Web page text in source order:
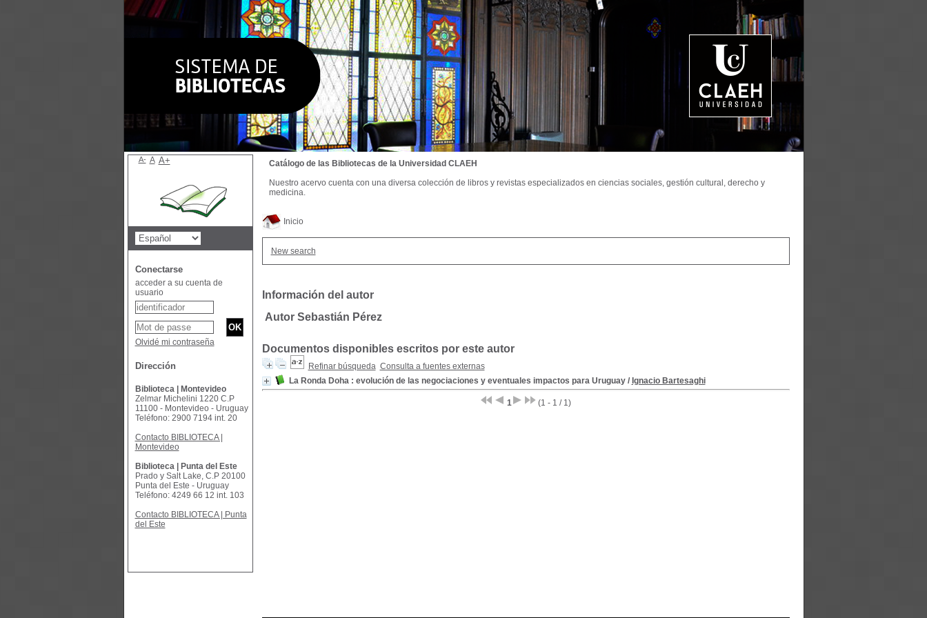
Inicio
New search
Información del autor
Autor Sebastián Pérez
Documentos disponibles escritos por este autor
Refinar búsqueda Consulta a fuentes externas
La Ronda Doha : evolución de las negociaciones y eventuales impactos para Uruguay/ Ignacio Bartesaghi
1 (1 - 1 / 1)
Catálogo de las Bibliotecas de la Universidad CLAEH
Nuestro acervo cuenta con una diversa colección de libros y revistas especializados en ciencias sociales, gestión cultural, derecho y
medicina.
A- A A+
Conectarse
acceder a su cuenta de
usuario
Olvidé mi contraseña
Dirección
Biblioteca | Montevideo
Zelmar Michelini 1220 C.P
11100 - Montevideo - Uruguay
Teléfono: 2900 7194 int. 20
Contacto BIBLIOTECA |
Montevideo
Biblioteca | Punta del Este
Prado y Salt Lake, C.P 20100
Punta del Este - Uruguay
Teléfono: 4249 66 12 int. 103
Contacto BIBLIOTECA | Punta
del Este